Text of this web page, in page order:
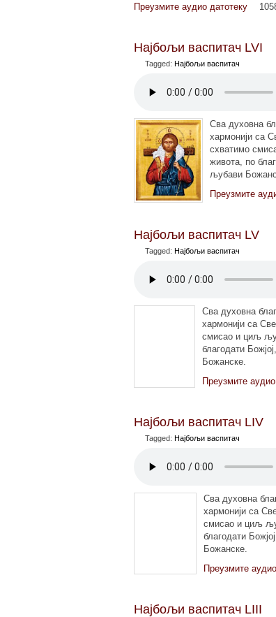
Преузмите аудио датотеку
Најбољи васпитач LVI
Tagged: Најбољи васпитач
Сва духовна
хармонији са
схватимо
живота, по
љубави
Преузмите
Најбољи васпитач LV
Tagged: Најбољи васпитач
Сва духовна
хармонији са
смисао и циљ
благодати
Божанске.
Преузмите
Најбољи васпитач LIV
Tagged: Најбољи васпитач
Сва духовна
хармонији са
смисао и циљ
благодати
Божанске.
Преузмите
Најбољи васпитач LIII